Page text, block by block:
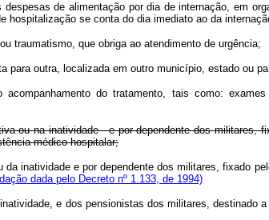
de alimentação por dia de internação, em
se conta do dia imediato ao da
que obriga ao atendimento de urgência;
outra, localizada em outro município, estado ou
do tratamento, tais como: exames
ou na inatividade - e por dependente dos militares,
médico-hospitalar;
inatividade e por dependente dos militares, fixado
dada pelo Decreto nº 1.133, de 1994)
e dos pensionistas dos militares, destinado